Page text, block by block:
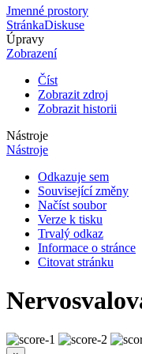
Jmenné prostory
StránkaDiskuse
Úpravy
Zobrazení
Číst
Zobrazit zdroj
Zobrazit historii
Nástroje
Nástroje
Odkazuje sem
Související změny
Načíst soubor
Verze k tisku
Trvalý odkaz
Informace o stránce
Citovat stránku